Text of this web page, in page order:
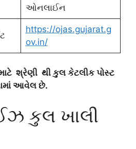
ઓનલાઈન
https://ojas.gujarat.g
ov.in/
શ્રેણી થી કુલ કેટલીક પોસ્ટ
આવેલ છે.
કુલ ખાલી